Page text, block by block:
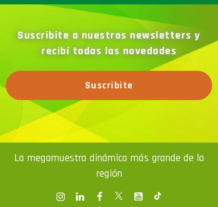
Suscribite a nuestros newsletters y
recibí todas las novedades
Suscribite
La megamuestra dinámica más grande de la
región